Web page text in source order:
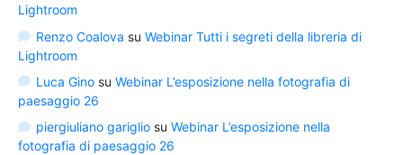
Lightroom
Renzo Coalova su Webinar Tutti i segreti della libreria di
Lightroom
Luca Ginosu Webinar L’esposizione nella fotografia di
paesaggio 26
piergiuliano garigliosu Webinar L’esposizione nella
fotografia di paesaggio 26